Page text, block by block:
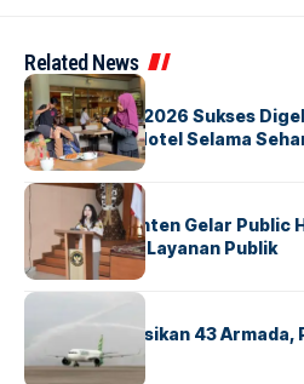
Related News
BERITAINDEX
GM For A Day 2026 Sukses
Operasional Hotel Selama
BANDARA BERITA
Karantina Banten Gelar Public
Transparansi Layanan Publik
BANDARA
Citilink Operasikan 43 Armada,
Nasional